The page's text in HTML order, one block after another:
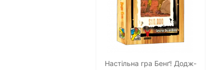
Настільна гра Бенґ! Додж-